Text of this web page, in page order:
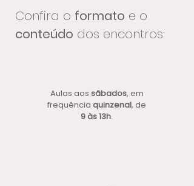
Confira o formato e o
conteúdo dos encontros:
Aulas aos sãbados, em
frequência quinzenal, de
9 às 13h.